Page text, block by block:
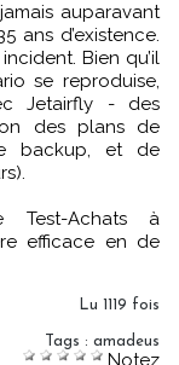
auparavant
ans d’existence.
Bien qu’il
se reproduise,
Jetairfly - des
des plans de
backup, et de
Test-Achats à
efficace en de
Lu 1119 fois
Tags : amadeus
Notez